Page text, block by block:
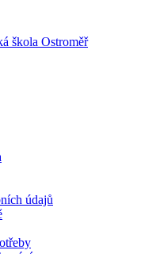
škola Ostroměř
údajů